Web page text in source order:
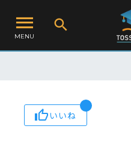
MENU
いいね